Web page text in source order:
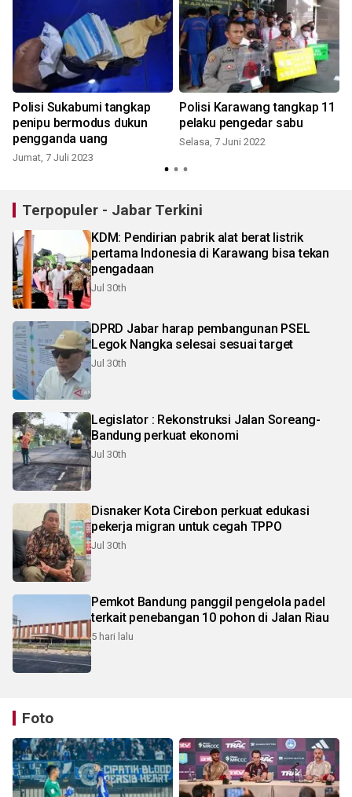
Polisi Sukabumi tangkap
penipu bermodus dukun
pengganda uang
Jumat, 7 Juli 2023
Polisi Karawang tangkap 11
pelaku pengedar sabu
Selasa, 7 Juni 2022
Terpopuler - Jabar Terkini
KDM: Pendirian pabrik alat berat listrik
pertama Indonesia di Karawang bisa tekan
pengadaan
Jul 30th
DPRD Jabar harap pembangunan PSEL
Legok Nangka selesai sesuai target
Jul 30th
Legislator : Rekonstruksi Jalan Soreang-
Bandung perkuat ekonomi
Jul 30th
Disnaker Kota Cirebon perkuat edukasi
pekerja migran untuk cegah TPPO
Jul 30th
Pemkot Bandung panggil pengelola padel
terkait penebangan 10 pohon di Jalan Riau
5 hari lalu
Foto